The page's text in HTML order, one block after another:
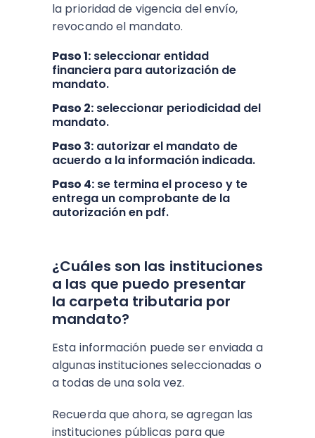
la prioridad de vigencia del envío,
revocando el mandato.
Paso 1: seleccionar entidad
financiera para autorización de
mandato.
Paso 2: seleccionar periodicidad del
mandato.
Paso 3: autorizar el mandato de
acuerdo a la información indicada.
Paso 4: se termina el proceso y te
entrega un comprobante de la
autorización en pdf.
¿Cuáles son las instituciones
a las que puedo presentar
la carpeta tributaria por
mandato?
Esta información puede ser enviada a
algunas instituciones seleccionadas o
a todas de una sola vez.
Recuerda que ahora, se agregan las
instituciones públicas para que